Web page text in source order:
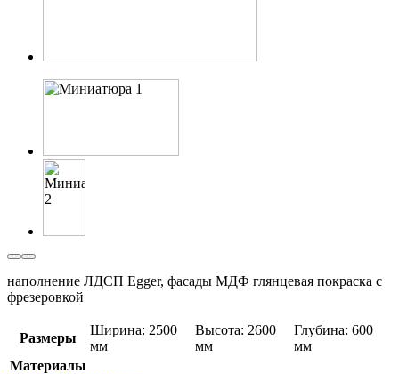
наполнение ЛДСП Egger, фасады МДФ глянцевая покраска с
фрезеровкой
Размеры
Ширина: 2500
мм
Высота: 2600
мм
Глубина: 600
мм
Материалы